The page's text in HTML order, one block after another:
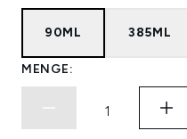
90ML 385ML
MENGE: